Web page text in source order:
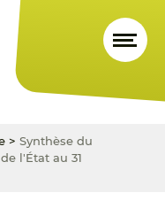
> Synthèse du
l'État au 31